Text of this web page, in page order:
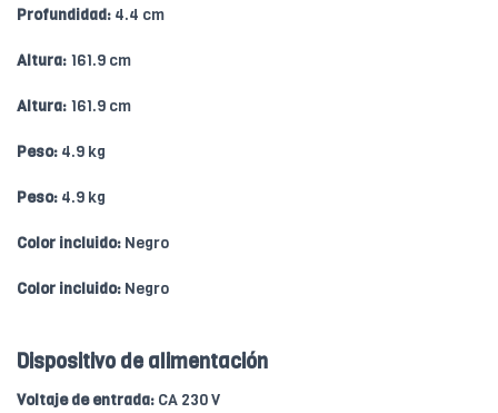
Profundidad: 4.4 cm
Altura: 161.9 cm
Altura: 161.9 cm
Peso: 4.9 kg
Peso: 4.9 kg
Color incluido: Negro
Color incluido: Negro
Dispositivo de alimentación
Voltaje de entrada: CA 230 V